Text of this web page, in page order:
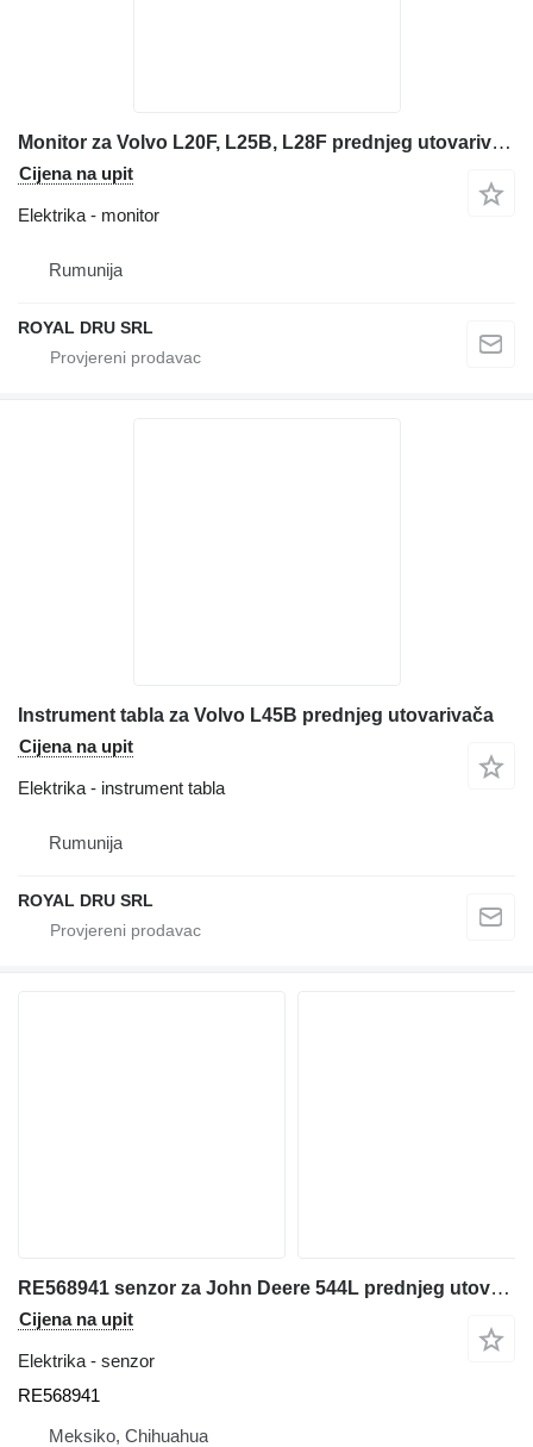
Monitor za Volvo L20F, L25B, L28F prednjeg utovarivača
Cijena na upit
Elektrika - monitor
Rumunija
ROYAL DRU SRL
Instrument tabla za Volvo L45B prednjeg utovarivača
Cijena na upit
Elektrika - instrument tabla
Rumunija
ROYAL DRU SRL
RE568941 senzor za John Deere 544L prednjeg utovarivača
Cijena na upit
Elektrika - senzor
RE568941
Meksiko, Chihuahua